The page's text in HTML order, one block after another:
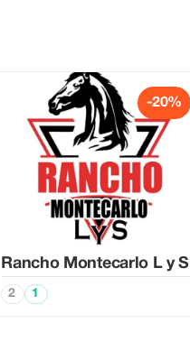
-20%
Rancho Montecarlo L y S
2 1